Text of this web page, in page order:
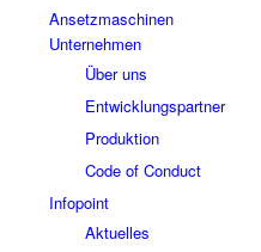
Ansetzmaschinen
Unternehmen
Über uns
Entwicklungspartner
Produktion
Code of Conduct
Infopoint
Aktuelles